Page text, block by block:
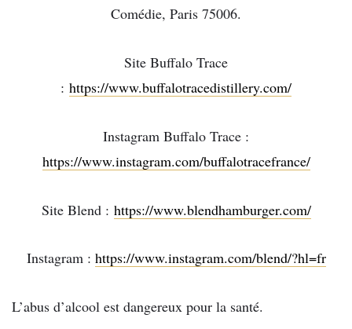
Comédie, Paris 75006.
Site Buffalo Trace
: https://www.buffalotracedistillery.com/
Instagram Buffalo Trace :
https://www.instagram.com/buffalotracefrance/
Site Blend : https://www.blendhamburger.com/
Instagram : https://www.instagram.com/blend/?hl=fr
L’abus d’alcool est dangereux pour la santé.